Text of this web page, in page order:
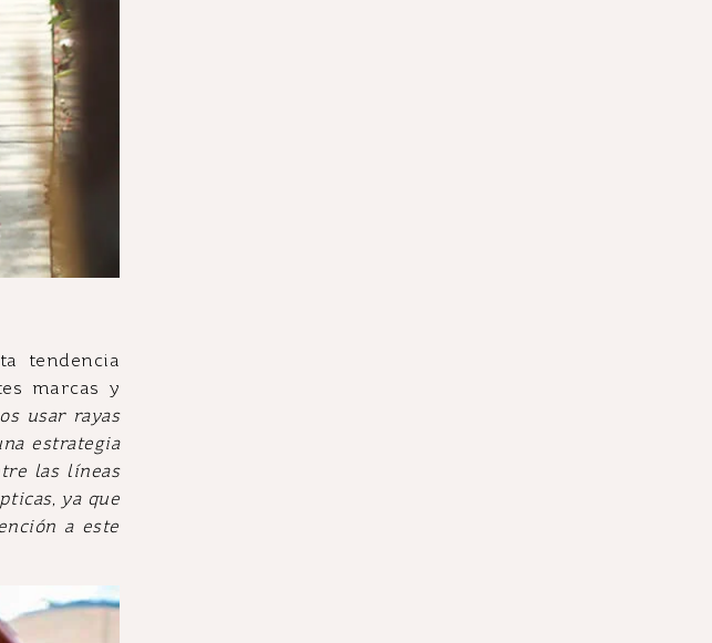
tendencia
marcas y
usar rayas
estrategia
las líneas
ya que
a este